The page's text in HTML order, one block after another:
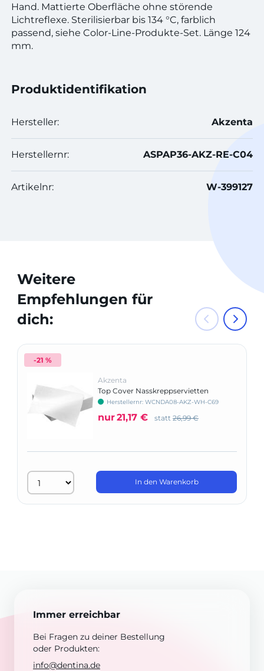
Hand. Mattierte Oberfläche ohne störende
Lichtreflexe. Sterilisierbar bis 134 °C, farblich
passend, siehe Color-Line-Produkte-Set. Länge 124
mm.
Produktidentifikation
Hersteller: Akzenta
Herstellernr: ASPAP36-AKZ-RE-C04
Artikelnr: W-399127
Weitere
Empfehlungen für
dich:
-21 %
Akzenta
Top Cover Nasskreppservietten
Herstellernr: WCNDA08-AKZ-WH-C69
nur21,17 € statt 26,99 €
In den Warenkorb
Immer erreichbar
Bei Fragen zu deiner Bestellung
oder Produkten:
info@dentina.de